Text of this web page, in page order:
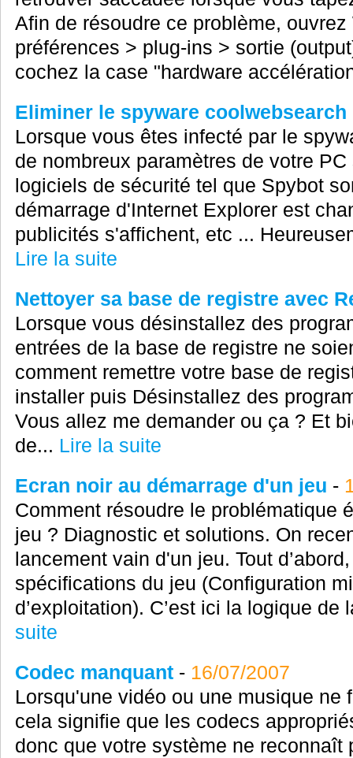
Afin de résoudre ce problème,
préférences > plug-ins > sortie
cochez la case "hardware
Eliminer le spyware coolwebsearch
Lorsque vous êtes infecté par le
de nombreux paramètres de votre
logiciels de sécurité tel que Spybot
démarrage d'Internet Explorer est
publicités s'affichent, etc ...
Lire la suite
Nettoyer sa base de registre avec
Lorsque vous désinstallez des
entrées de la base de registre ne
comment remettre votre base de
installer puis Désinstallez des
Vous allez me demander ou ça ? Et
de... Lire la suite
Ecran noir au démarrage d'un jeu -
Comment résoudre le problématique
jeu ? Diagnostic et solutions. On
lancement vain d'un jeu. Tout
spécifications du jeu (Configuration
d’exploitation). C’est ici la logique
suite
Codec manquant- 16/07/2007
Lorsqu'une vidéo ou une musique ne
cela signifie que les codecs
donc que votre système ne reconnaît